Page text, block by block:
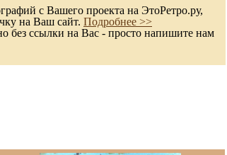
с Вашего проекта на ЭтоРетро.ру,
на Ваш сайт. Подробнее >>
без ссылки на Вас - просто напишите нам